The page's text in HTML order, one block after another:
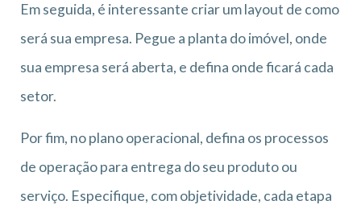
Em seguida, é interessante criar um layout de como
será sua empresa. Pegue a planta do imóvel, onde
sua empresa será aberta, e defina onde ficará cada
setor.
Por fim, no plano operacional, defina os processos
de operação para entrega do seu produto ou
serviço. Especifique, com objetividade, cada etapa